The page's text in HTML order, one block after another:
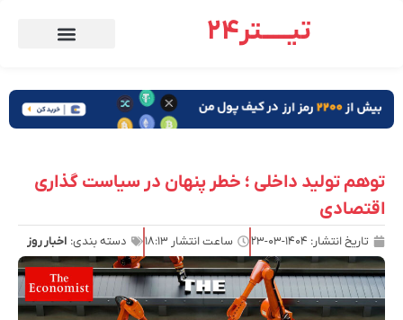
تیـــــتر24
توهم تولید داخلی ؛ خطر پنهان در سیاست گذاری
اقتصادی
تاریخ انتشار: ۱۴۰۴-۰۳-۲۳ ساعت انتشار ۱۸:۱۳ دسته بندی: اخبار روز